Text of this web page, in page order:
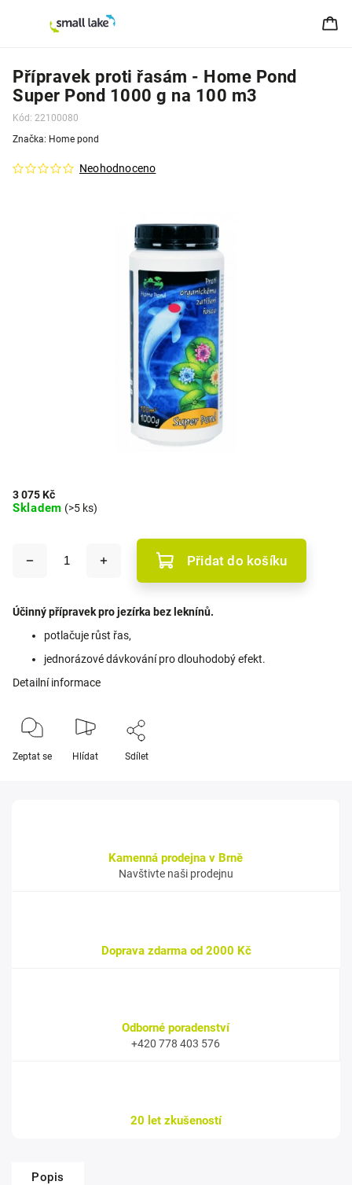
Přípravek proti řasám - Home Pond
Super Pond 1000 g na 100 m3
Kód: 22100080
Neohodnoceno
Značka: Home pond
3 075 Kč
Skladem (>5 ks)
Přidat do košíku
Účinný přípravek pro jezírka bez leknínů.
potlačuje růst řas,
jednorázové dávkování pro dlouhodobý efekt.
Detailní informace
Zeptat se Hlídat Sdílet
Kamenná prodejna v Brně
Navštivte naši prodejnu
Doprava zdarma od 2000 Kč
Odborné poradenství
+420 778 403 576
20 let zkušeností
Popis